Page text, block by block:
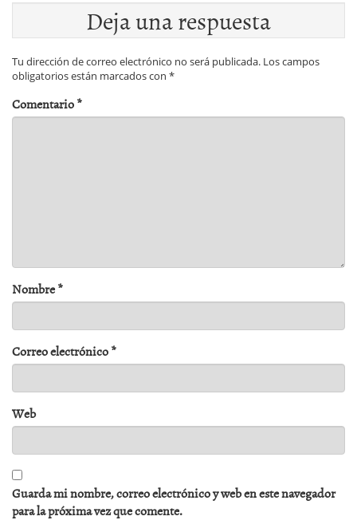
Deja una respuesta
Tu dirección de correo electrónico no será publicada. Los campos
obligatorios están marcados con *
Comentario*
Nombre*
Correo electrónico*
Web
Guarda mi nombre, correo electrónico y web en este navegador
para la próxima vez que comente.